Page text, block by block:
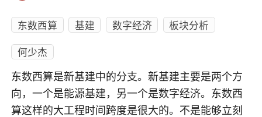
东数西算 基建 数字经济
板块分析
何少杰
东数西算是新基建中的分支。新基建主要是两个方
向，一个是能源基建，另一个是数字经济。东数西
算这样的大工程时间跨度是很大的。不是能够立刻